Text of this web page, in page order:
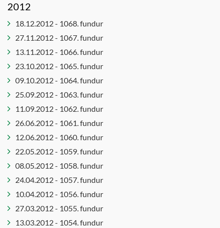
2012
18.12.2012 - 1068. fundur
27.11.2012 - 1067. fundur
13.11.2012 - 1066. fundur
23.10.2012 - 1065. fundur
09.10.2012 - 1064. fundur
25.09.2012 - 1063. fundur
11.09.2012 - 1062. fundur
26.06.2012 - 1061. fundur
12.06.2012 - 1060. fundur
22.05.2012 - 1059. fundur
08.05.2012 - 1058. fundur
24.04.2012 - 1057. fundur
10.04.2012 - 1056. fundur
27.03.2012 - 1055. fundur
13.03.2012 - 1054. fundur